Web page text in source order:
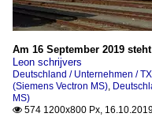
Am 16 September 2019
Leon schrijvers
Deutschland / Unternehmen /
(Siemens Vectron MS),
MS)
 574 1200x800 Px,